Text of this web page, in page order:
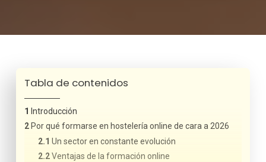
Tabla de contenidos
Introducción
Por qué formarse en hostelería online de cara a 2026
Un sector en constante evolución
Ventajas de la formación online